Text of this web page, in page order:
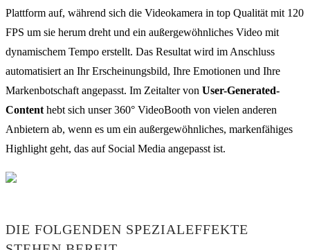
Plattform auf, während sich die Videokamera in top Qualität mit 120
FPS um sie herum dreht und ein außergewöhnliches Video mit
dynamischem Tempo erstellt. Das Resultat wird im Anschluss
automatisiert an Ihr Erscheinungsbild, Ihre Emotionen und Ihre
Markenbotschaft angepasst. Im Zeitalter von User-Generated-
Content hebt sich unser 360° VideoBooth von vielen anderen
Anbietern ab, wenn es um ein außergewöhnliches, markenfähiges
Highlight geht, das auf Social Media angepasst ist.
DIE FOLGENDEN SPEZIALEFFEKTE